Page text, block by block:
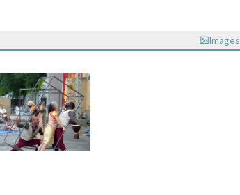
Images